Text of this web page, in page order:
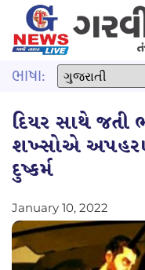
ભાષા:
દિયર સાથે જતી
શખ્સોએ
દુષ્કર્મ
January 10, 2022